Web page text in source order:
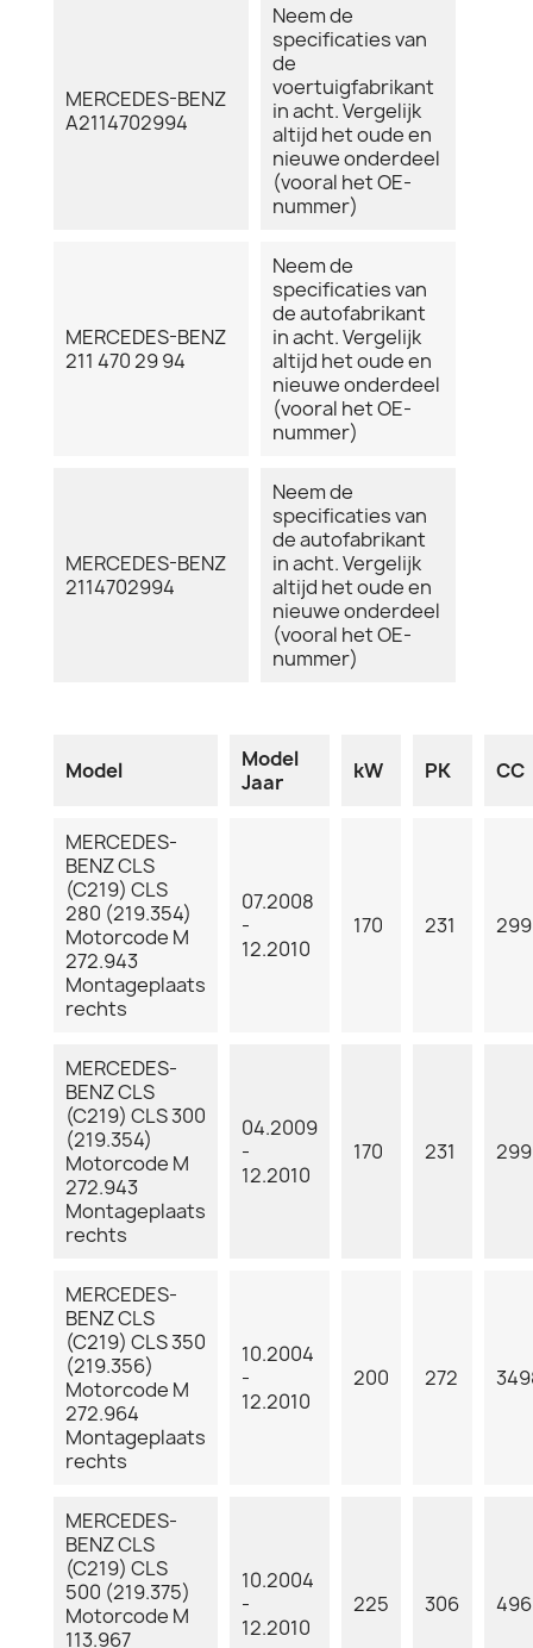
MERCEDES-BENZ
A2114702994
Neem de
specificaties van
de
voertuigfabrikant
in acht. Vergelijk
altijd het oude en
nieuwe onderdeel
(vooral het OE-
nummer)
MERCEDES-BENZ
211 470 29 94
Neem de
specificaties van
de autofabrikant
in acht. Vergelijk
altijd het oude en
nieuwe onderdeel
(vooral het OE-
nummer)
MERCEDES-BENZ
2114702994
Neem de
specificaties van
de autofabrikant
in acht. Vergelijk
altijd het oude en
nieuwe onderdeel
(vooral het OE-
nummer)
Model
Model
Jaar
kW PK CC
MERCEDES-
BENZ CLS
(C219) CLS
280 (219.354)
Motorcode M
272.943
Montageplaats
rechts
07.2008
-
12.2010
170 231
MERCEDES-
BENZ CLS
(C219) CLS 300
(219.354)
Motorcode M
272.943
Montageplaats
rechts
04.2009
-
12.2010
170 231
MERCEDES-
BENZ CLS
(C219) CLS 350
(219.356)
Motorcode M
272.964
Montageplaats
rechts
10.2004
-
12.2010
200 272
MERCEDES-
BENZ CLS
(C219) CLS
500 (219.375)
Motorcode M
113.967
10.2004
-
12.2010
225 306